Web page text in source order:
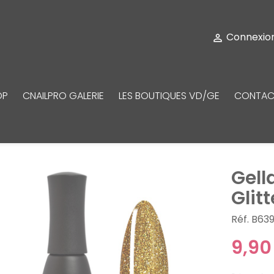

CNAILPRO GALERIE LES BOUTIQUES VD/GE
Réf. B639
9,90